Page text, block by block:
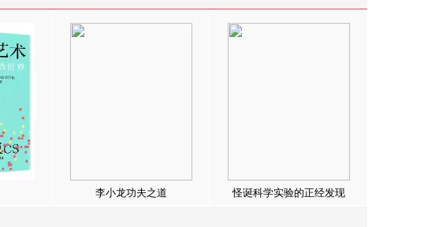
李小龙功夫之道 怪诞科学实验的正经发现